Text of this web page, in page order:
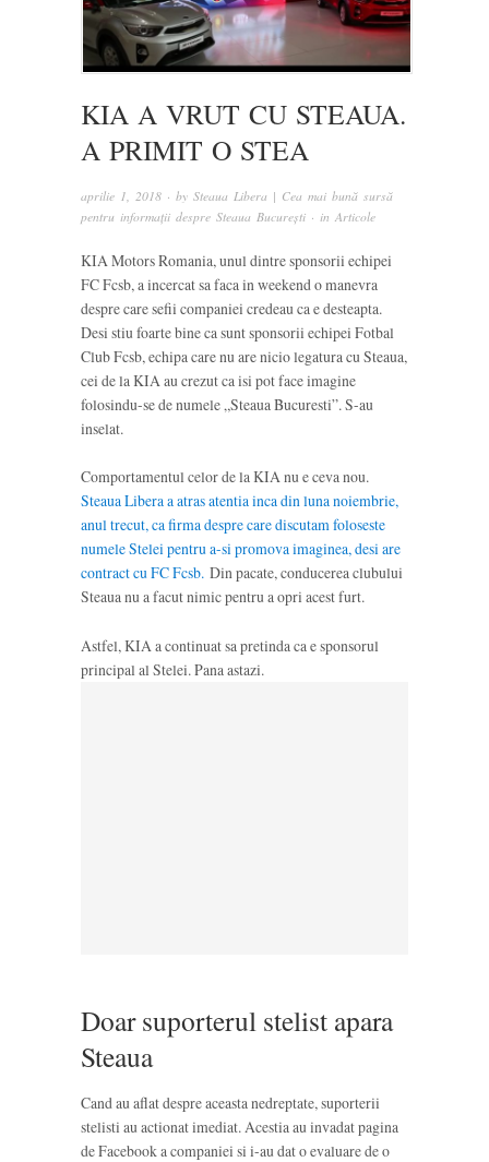
KIA A VRUT CU STEAUA.
A PRIMIT O STEA
aprilie 1, 2018 · by Steaua Libera | Cea mai bună sursă
pentru informații despre Steaua București · in Articole
KIA Motors Romania, unul dintre sponsorii echipei
FC Fcsb, a incercat sa faca in weekend o manevra
despre care sefii companiei credeau ca e desteapta.
Desi stiu foarte bine ca sunt sponsorii echipei Fotbal
Club Fcsb, echipa care nu are nicio legatura cu Steaua,
cei de la KIA au crezut ca isi pot face imagine
folosindu-se de numele „Steaua Bucuresti”. S-au
inselat.
Comportamentul celor de la KIA nu e ceva nou.
Steaua Libera a atras atentia inca din luna noiembrie,
anul trecut, ca firma despre care discutam foloseste
numele Stelei pentru a-si promova imaginea, desi are
contract cu FC Fcsb. Din pacate, conducerea clubului
Steaua nu a facut nimic pentru a opri acest furt.
Astfel, KIA a continuat sa pretinda ca e sponsorul
principal al Stelei. Pana astazi.
Doar suporterul stelist apara
Steaua
Cand au aflat despre aceasta nedreptate, suporterii
stelisti au actionat imediat. Acestia au invadat pagina
de Facebook a companiei si i-au dat o evaluare de o